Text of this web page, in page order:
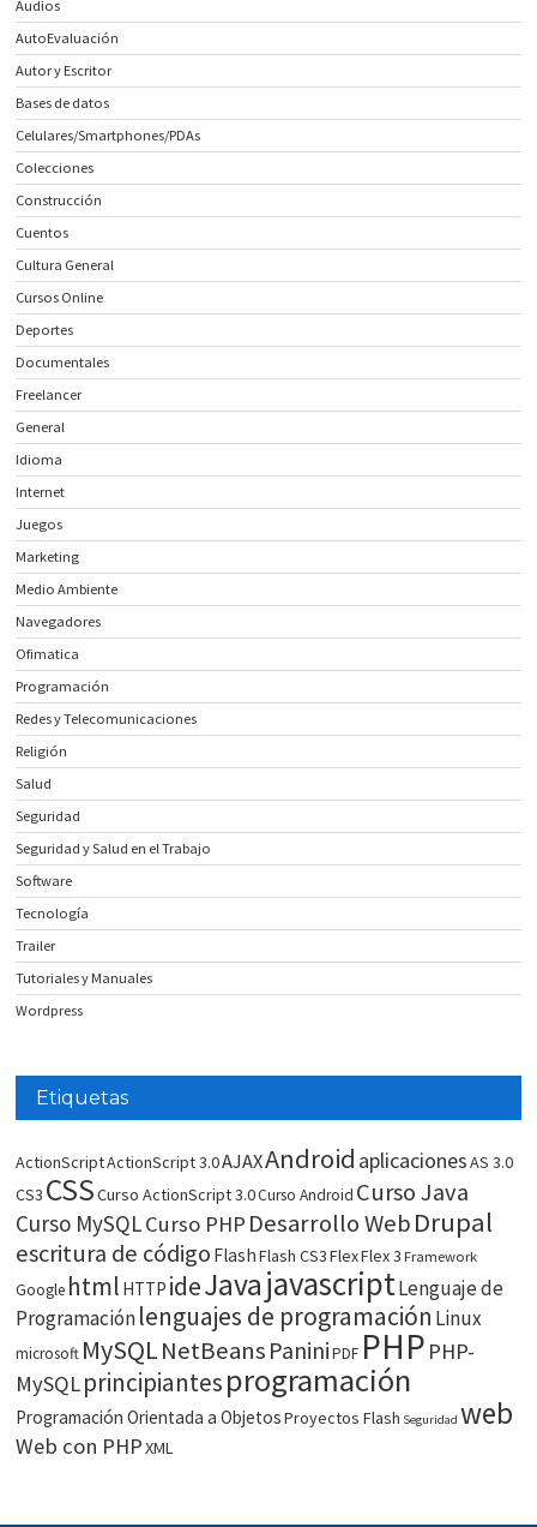
Audios
AutoEvaluación
Autor y Escritor
Bases de datos
Celulares/Smartphones/PDAs
Colecciones
Construcción
Cuentos
Cultura General
Cursos Online
Deportes
Documentales
Freelancer
General
Idioma
Internet
Juegos
Marketing
Medio Ambiente
Navegadores
Ofimatica
Programación
Redes y Telecomunicaciones
Religión
Salud
Seguridad
Seguridad y Salud en el Trabajo
Software
Tecnología
Trailer
Tutoriales y Manuales
Wordpress
Etiquetas
ActionScriptActionScript 3.0AJAXAndroid aplicacionesAS 3.0
CS3 CSSCurso ActionScript 3.0Curso Android Curso Java
Curso MySQLCurso PHP Desarrollo WebDrupal
escritura de código FlashFlash CS3FlexFlex 3 Framework
Google html HTTP ideJavajavascriptLenguaje de
Programaciónlenguajes de programación Linux
microsoft MySQLNetBeans Panini PDF PHP PHP-
MySQLprincipiantesprogramación
Programación Orientada a ObjetosProyectos Flash Seguridad web
Web con PHPXML